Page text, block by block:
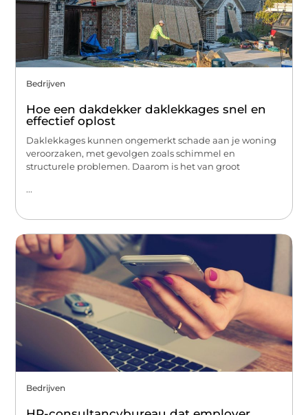
Bedrijven
Hoe een dakdekker daklekkages snel en
effectief oplost
Daklekkages kunnen ongemerkt schade aan je woning
veroorzaken, met gevolgen zoals schimmel en
structurele problemen. Daarom is het van groot
...
Bedrijven